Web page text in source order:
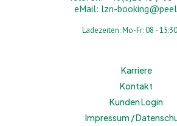
eMail: lzn-
Ladezeiten: Mo-Fr: 08 -
Karriere
Kontakt
Kunden Login
Impressum /